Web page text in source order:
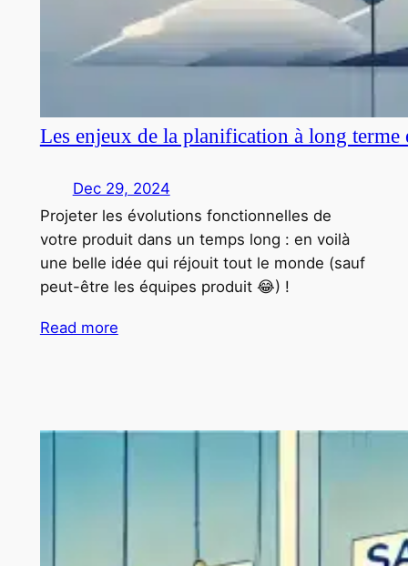
Les enjeux de la planification à long terme
Dec 29, 2024
Projeter les évolutions fonctionnelles de
votre produit dans un temps long : en voilà
une belle idée qui réjouit tout le monde (sauf
peut-être les équipes produit 😂) !
Read more